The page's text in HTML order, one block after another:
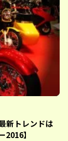
新トレンドは
】